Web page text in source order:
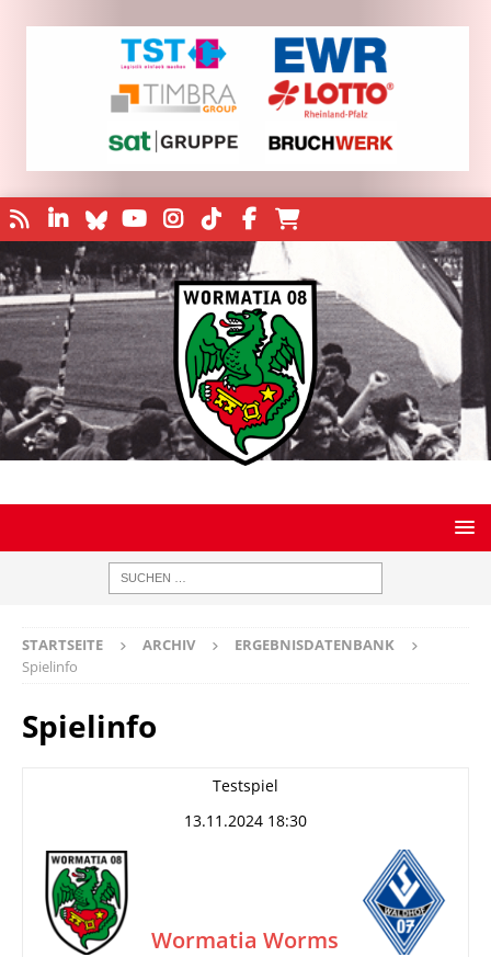
STARTSEITE ARCHIV
ERGEBNISDATENBANK
Spielinfo
Spielinfo
Testspiel
13.11.2024 18:30
Wormatia Worms